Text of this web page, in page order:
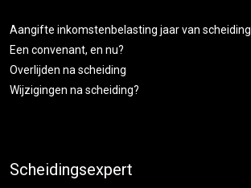
Aangifte inkomstenbelasting jaar van scheiding
Een convenant, en nu?
Overlijden na scheiding
Wijzigingen na scheiding?
Scheidingsexpert